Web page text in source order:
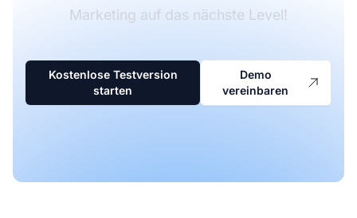
Marketing auf das nächste Level!
Kostenlose Testversion
starten
Demo
vereinbaren